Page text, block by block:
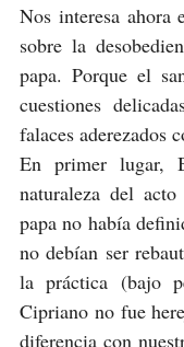
Nos interesa
sobre la
papa. Porque el
cuestiones
falaces aderezados
En primer lugar,
naturaleza del
papa no había
no debían ser
la práctica (bajo
Cipriano no fue
diferencia con